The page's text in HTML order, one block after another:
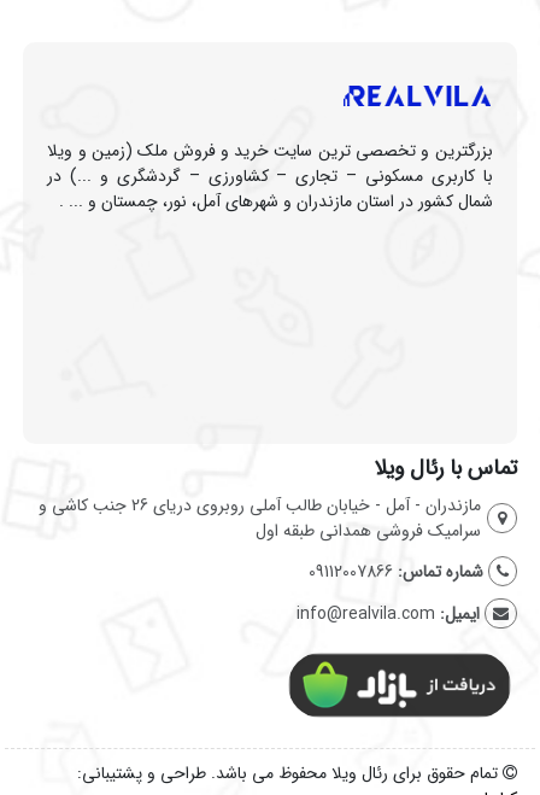
بزرگترین و تخصصی ترین سایت خرید و فروش ملک (زمین و ویلا
با کاربری مسکونی – تجاری – کشاورزی – گردشگری و ...) در
شمال کشور در استان مازندران و شهرهای آمل، نور، چمستان و ... .
تماس با رئال ویلا
مازندران - آمل - خیابان طالب آملی روبروی دریای 26 جنب کاشی و
سرامیک فروشی همدانی طبقه اول
شماره تماس: 09112007866
ایمیل: info@realvila.com
تمام حقوق برای رئال ویلا محفوظ می باشد. طراحی و پشتیبانی: